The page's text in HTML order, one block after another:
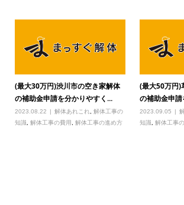
(最大30万円)渋川市の空き家解体
の補助金申請を分かりやすく...
2023.08.22 解体あれこれ
解体工事の
知識
解体工事の費用 解体工事の進め方
(最大50万円)
の補助金申
2023.09.05
知識
,解体工事